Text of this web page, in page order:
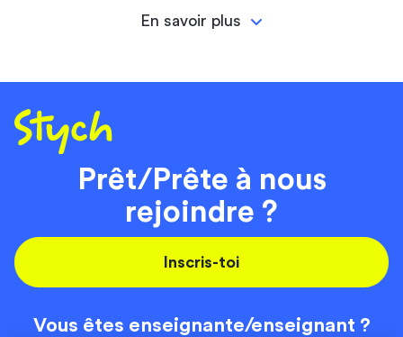
En savoir plus
Prêt/Prête à nous
rejoindre ?
Inscris-toi
Vous êtes enseignante/enseignant ?